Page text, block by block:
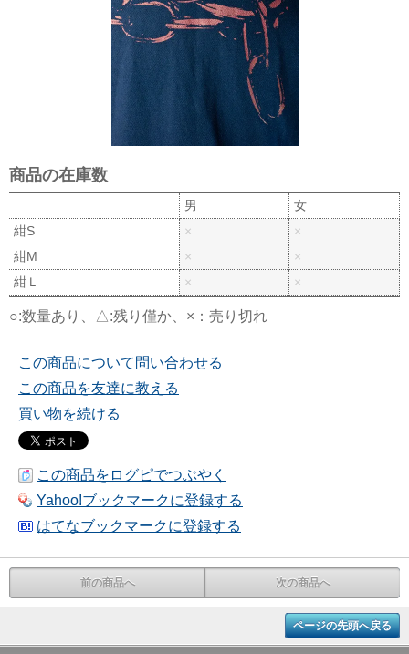
商品の在庫数
男
女
紺S
×
×
紺M
×
×
紺Ｌ
× ×
○:数量あり、△:残り僅か、×：売り切れ
この商品について問い合わせる
この商品を友達に教える
買い物を続ける
この商品をログピでつぶやく
Yahoo!ブックマークに登録する
はてなブックマークに登録する
前の商品へ 次の商品へ
ページの先頭へ戻る